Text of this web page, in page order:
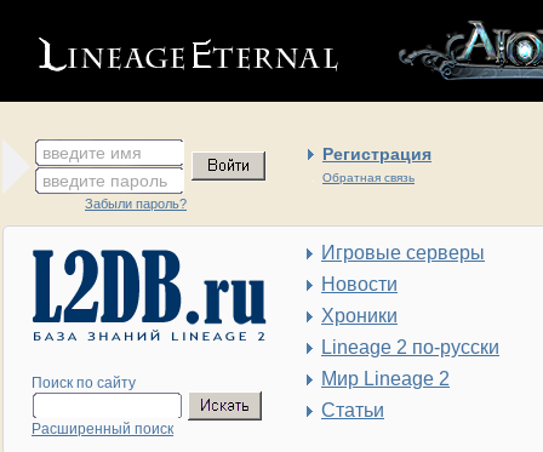
введите имя Регистрация
Обратная связь
введите пароль
Забыли пароль?
Поиск по сайту
Расширенный поиск
Игровые серверы
Новости
Хроники
Lineage 2 по-русски
Мир Lineage 2
Статьи